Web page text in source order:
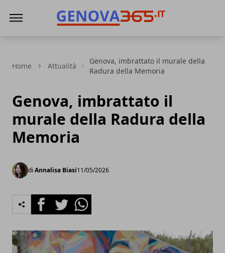
Home Attualità
Genova, imbrattato il murale della
Radura della Memoria
Genova, imbrattato il
murale della Radura della
Memoria
di Annalisa Biasi11/05/2026
FacebookTwitterWhatsapp